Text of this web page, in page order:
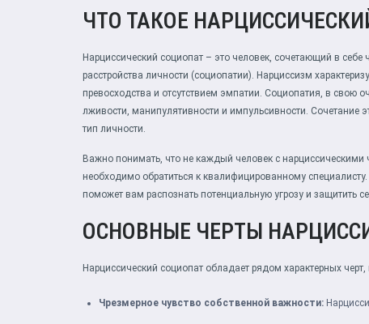
ЧТО ТАКОЕ
Нарциссический социопат – это человек, сочетающий в себе
расстройства личности (социопатии). Нарциссизм
превосходства и отсутствием эмпатии. Социопатия, в свою
лживости, манипулятивности и импульсивности. Сочетание
тип личности.
Важно понимать, что не каждый человек с
необходимо обратиться к квалифицированному
поможет вам распознать потенциальную угрозу и защитить
ОСНОВНЫЕ ЧЕРТЫ
Нарциссический социопат обладает рядом характерных
Чрезмерное чувство собственной важности: